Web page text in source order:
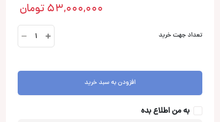
53,000,000 تومان
تعداد جهت خرید
R-
S65C.2
افزودن به سبد خرید
به من اطلاع بده